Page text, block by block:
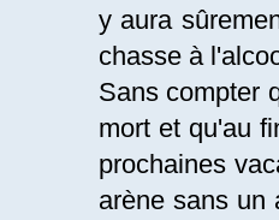
y aura
chasse à
Sans compter
mort et qu'au
prochaines
arène sans un